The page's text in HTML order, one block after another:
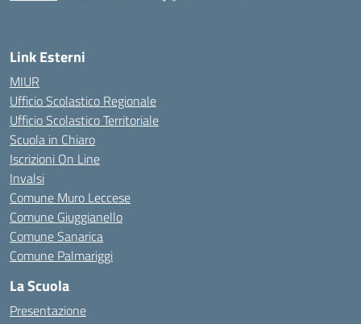
Link Esterni
MIUR
Ufficio Scolastico Regionale
Ufficio Scolastico Territoriale
Scuola in Chiaro
Iscrizioni On Line
Invalsi
Comune Muro Leccese
Comune Giuggianello
Comune Sanarica
Comune Palmariggi
La Scuola
Presentazione